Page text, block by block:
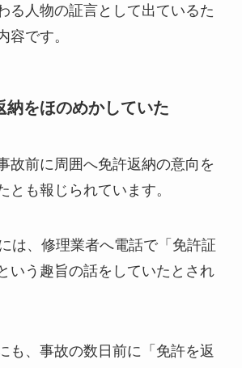
る人物の証言として出ているた
容です。
納をほのめかしていた
故前に周囲へ免許返納の意向を
とも報じられています。
は、修理業者へ電話で「免許証
いう趣旨の話をしていたとされ
も、事故の数日前に「免許を返